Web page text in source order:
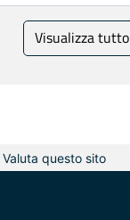
Visualizza tutto
Valuta questo sito